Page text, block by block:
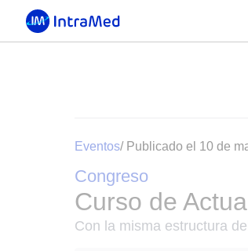
Eventos/ Publicado el 10 de
Congreso
Curso de
Con la misma estructura